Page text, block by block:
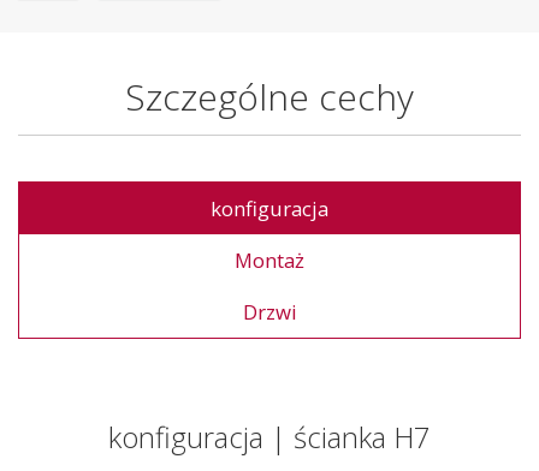
Szczególne cechy
konfiguracja
Montaż
Drzwi
konfiguracja | ścianka H7